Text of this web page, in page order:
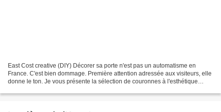
East Cost creative (DIY) Décorer sa porte n'est pas un automatisme en
France. C'est bien dommage. Première attention adressée aux visiteurs, elle
donne le ton. Je vous présente la sélection de couronnes à l'esthétique